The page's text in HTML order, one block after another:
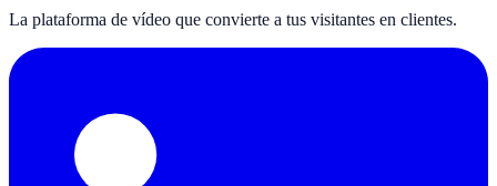
La plataforma de vídeo que convierte a tus visitantes en clientes.